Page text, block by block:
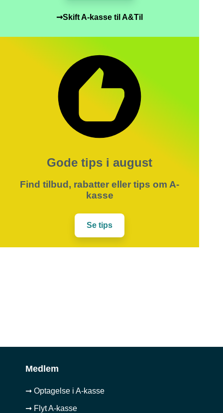
➞Skift A-kasse til A&Til
Gode tips i august
Find tilbud, rabatter eller tips om A-
kasse
Se tips
Medlem
➞ Optagelse i A-kasse
➞ Flyt A-kasse